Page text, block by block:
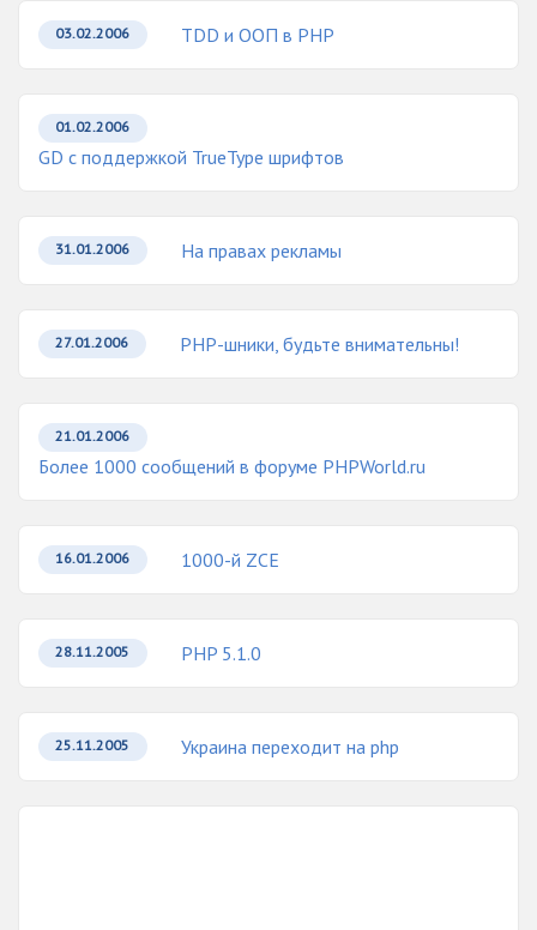
03.02.2006 TDD и ООП в PHP
01.02.2006
GD с поддержкой TrueType шрифтов
31.01.2006 На правах рекламы
27.01.2006 PHP-шники, будьте внимательны!
21.01.2006
Более 1000 сообщений в форуме PHPWorld.ru
16.01.2006 1000-й ZCE
28.11.2005 PHP 5.1.0
25.11.2005 Украина переходит на php